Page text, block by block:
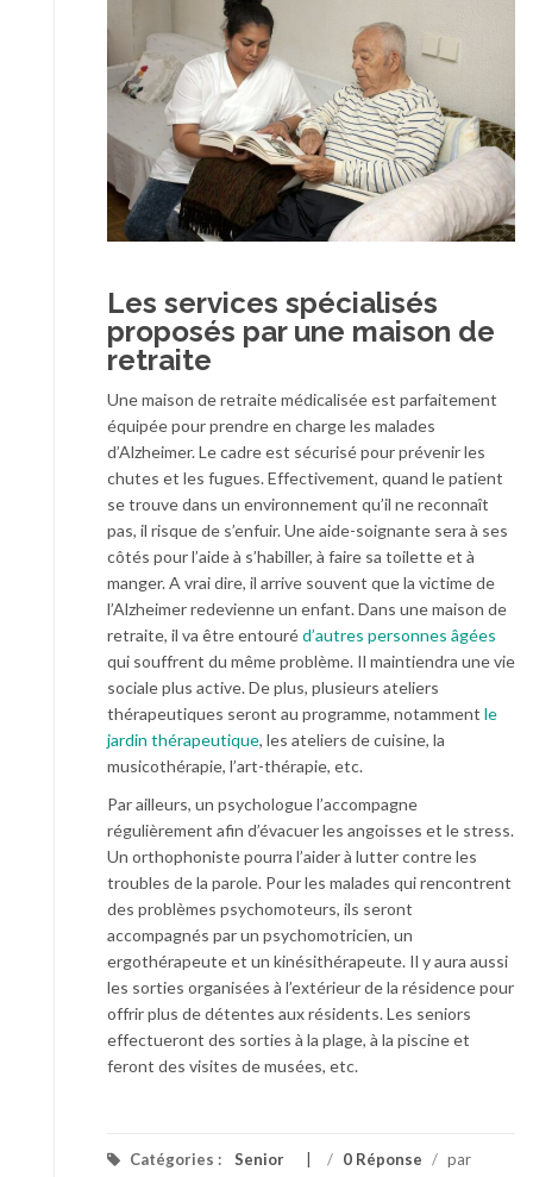
Les services spécialisés
proposés par une maison de
retraite
Une maison de retraite médicalisée est parfaitement
équipée pour prendre en charge les malades
d’Alzheimer. Le cadre est sécurisé pour prévenir les
chutes et les fugues. Effectivement, quand le patient
se trouve dans un environnement qu’il ne reconnaît
pas, il risque de s’enfuir. Une aide-soignante sera à ses
côtés pour l’aide à s’habiller, à faire sa toilette et à
manger. A vrai dire, il arrive souvent que la victime de
l’Alzheimer redevienne un enfant. Dans une maison de
retraite, il va être entouréd’autres personnes âgées
qui souffrent du même problème. Il maintiendra une vie
sociale plus active. De plus, plusieurs ateliers
thérapeutiques seront au programme, notamment le
jardin thérapeutique, les ateliers de cuisine, la
musicothérapie, l’art-thérapie, etc.
Par ailleurs, un psychologue l’accompagne
régulièrement afin d’évacuer les angoisses et le stress.
Un orthophoniste pourra l’aider à lutter contre les
troubles de la parole. Pour les malades qui rencontrent
des problèmes psychomoteurs, ils seront
accompagnés par un psychomotricien, un
ergothérapeute et un kinésithérapeute. Il y aura aussi
les sorties organisées à l’extérieur de la résidence pour
offrir plus de détentes aux résidents. Les seniors
effectueront des sorties à la plage, à la piscine et
feront des visites de musées, etc.
Catégories : Senior / 0 Réponse / par